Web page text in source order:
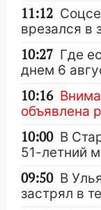
11:12
врезался в
10:27 Где
днем 6
10:16
объявлена
10:00 В
51-летний
09:50 В
застрял в